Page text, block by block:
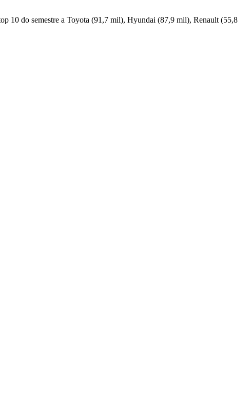
10 do semestre a Toyota (91,7 mil), Hyundai (87,9 mil), Renault (55,8